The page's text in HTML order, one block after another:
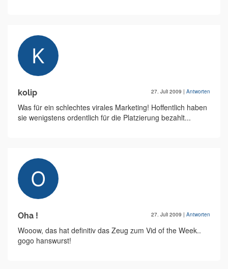
kolip 27. Juli 2009 | Antworten
Was für ein schlechtes virales Marketing! Hoffentlich haben
sie wenigstens ordentlich für die Platzierung bezahlt...
Oha ! 27. Juli 2009 | Antworten
Wooow, das hat definitiv das Zeug zum Vid of the Week..
gogo hanswurst!